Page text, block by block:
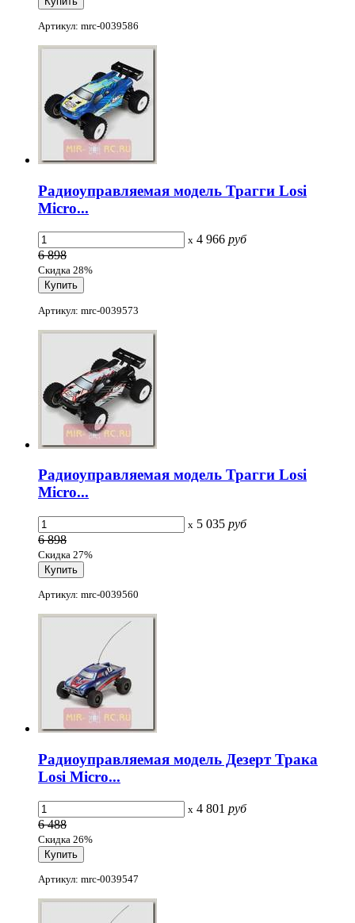
Артикул: mrc-0039586
Радиоуправляемая модель Трагги Losi
Micro...
x 4 966 руб
6 898
Скидка 28%
Артикул: mrc-0039573
Радиоуправляемая модель Трагги Losi
Micro...
x 5 035 руб
6 898
Скидка 27%
Артикул: mrc-0039560
Радиоуправляемая модель Дезерт Трака
Losi Micro...
x 4 801 руб
6 488
Скидка 26%
Артикул: mrc-0039547